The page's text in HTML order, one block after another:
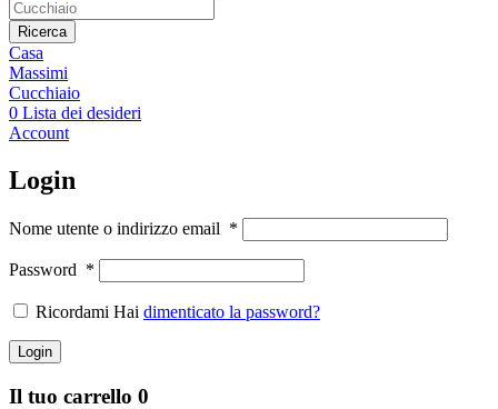
Ricerca
Casa
Massimi
Cucchiaio
0 Lista dei desideri
Account
Login
Nome utente o indirizzo email *
Password *
Ricordami Hai dimenticato la password?
Login
Il tuo carrello 0